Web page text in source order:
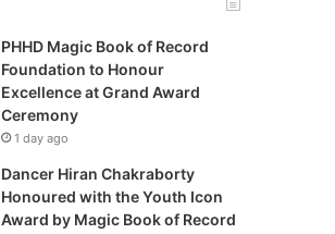
PHHD Magic Book of Record
Foundation to Honour
Excellence at Grand Award
Ceremony
1 day ago
Dancer Hiran Chakraborty
Honoured with the Youth Icon
Award by Magic Book of Record